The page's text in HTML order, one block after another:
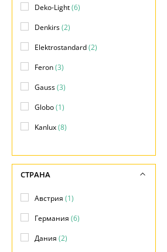
НАПРАВЛЕНИЕ
Вверх (1)
Вниз (29)
Черный(4)
МАТЕРИАЛ
Металл(35)
Пластик
ПОВЕРХНОСТЬ
Глянцевый
Матовый(42)
Deko-Light(6)
Denkirs(2)
Elektrostandard(2)
Feron(3)
Gauss(3)
Globo(1)
Kanlux(8)
Uniel(15)
СТРАНА
Австрия (1)
Германия (6)
Дания (2)